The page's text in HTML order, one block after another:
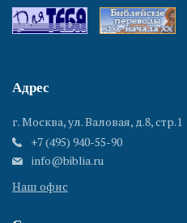
Адрес
г. Москва, ул. Валовая, д.8, стр.1
+7 (495) 940-55-90
info@biblia.ru
Наш офис